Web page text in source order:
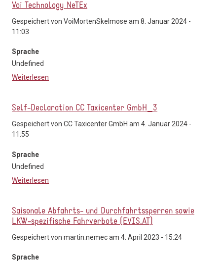
Voi Technology NeTEx
Gespeichert von VoiMortenSkelmose am 8. Januar 2024 -
11:03
Sprache
Undefined
Weiterlesen
Self-Declaration CC Taxicenter GmbH_3
Gespeichert von CC Taxicenter GmbH am 4. Januar 2024 -
11:55
Sprache
Undefined
Weiterlesen
Saisonale Abfahrts- und Durchfahrtssperren sowie
LKW-spezifische Fahrverbote (EVIS.AT)
Gespeichert von martin.nemecam 4. April 2023 - 15:24
Sprache